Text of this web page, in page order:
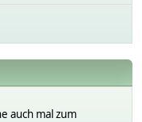
auch mal zum